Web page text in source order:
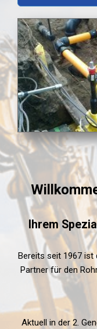
Ihrem
Bereits seit 1967 ist
Partner für den
Aktuell in der 2.